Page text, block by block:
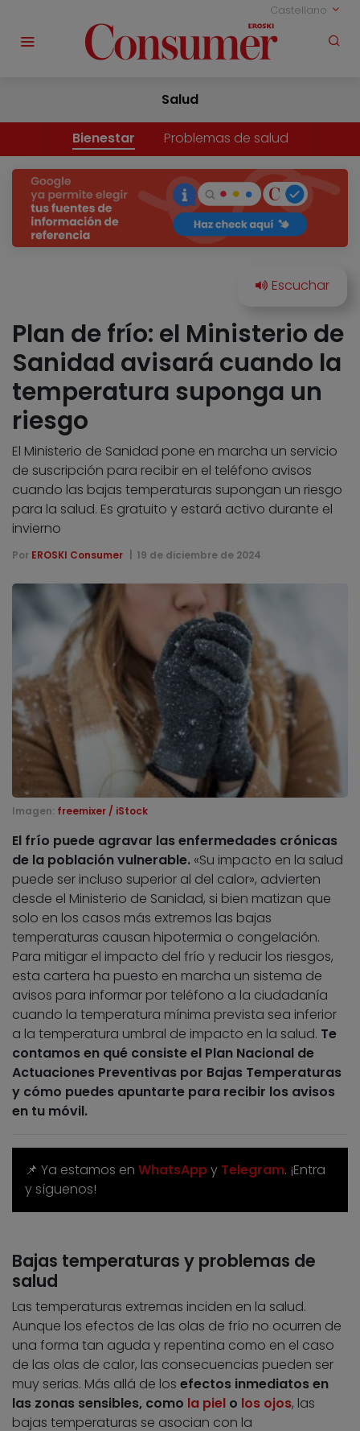
Castellano
Salud
Bienestar Problemas de salud
Plan de frío: el Ministerio de
Sanidad avisará cuando la
temperatura suponga un
riesgo
El Ministerio de Sanidad pone en marcha un servicio
de suscripción para recibir en el teléfono avisos
cuando las bajas temperaturas supongan un riesgo
para la salud. Es gratuito y estará activo durante el
invierno
Por EROSKI Consumer 19 de diciembre de 2024
Imagen: freemixer / iStock
El frío puede agravar las enfermedades crónicas
de la población vulnerable. «Su impacto en la salud
puede ser incluso superior al del calor», advierten
desde el Ministerio de Sanidad, si bien matizan que
solo en los casos más extremos las bajas
temperaturas causan hipotermia o congelación.
Para mitigar el impacto del frío y reducir los riesgos,
esta cartera ha puesto en marcha un sistema de
avisos para informar por teléfono a la ciudadanía
cuando la temperatura mínima prevista sea inferior
a la temperatura umbral de impacto en la salud. Te
contamos en qué consiste el Plan Nacional de
Actuaciones Preventivas por Bajas Temperaturas
y cómo puedes apuntarte para recibir los avisos
en tu móvil.
📌 Ya estamos en WhatsAppy Telegram. ¡Entra
y síguenos!
Bajas temperaturas y problemas de
salud
Las temperaturas extremas inciden en la salud.
Aunque los efectos de las olas de frío no ocurren de
una forma tan aguda y repentina como en el caso
de las olas de calor, las consecuencias pueden ser
muy serias. Más allá de los efectos inmediatos en
las zonas sensibles, como la piel o los ojos, las
bajas temperaturas se asocian con la